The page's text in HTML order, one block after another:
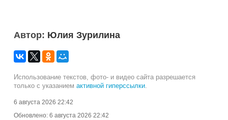
Автор: Юлия Зурилина
Использование текстов, фото- и видео сайта разрешается
только с указанием активной гиперссылки.
6 августа 2026 22:42
Обновлено: 6 августа 2026 22:42